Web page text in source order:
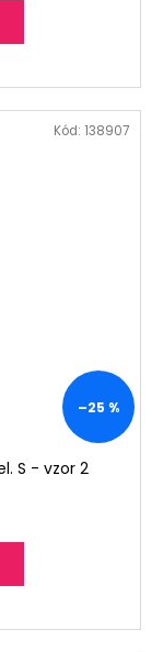
–25 %
S - vzor 2
Kód: 138907